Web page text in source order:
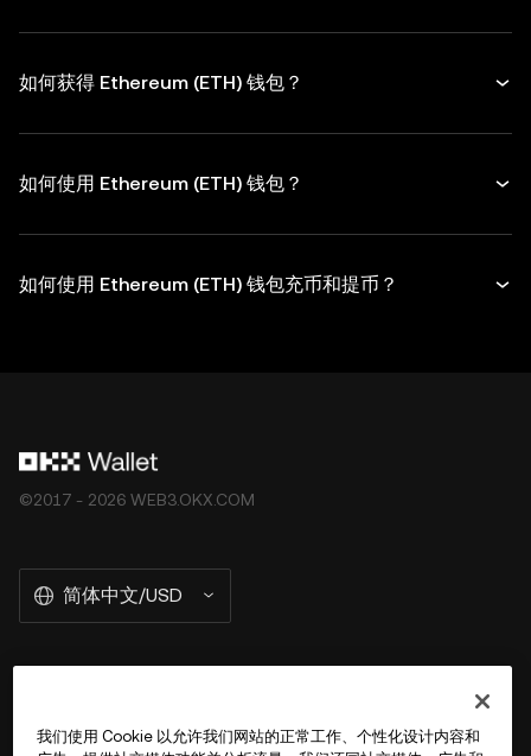
如何获得 Ethereum (ETH) 钱包？
如何使用 Ethereum (ETH) 钱包？
如何使用 Ethereum (ETH) 钱包充币和提币？
©2017 - 2026 WEB3.OKX.COM
简体中文/USD
我们使用 Cookie 以允许我们网站的正常工作、个性化设计内容和